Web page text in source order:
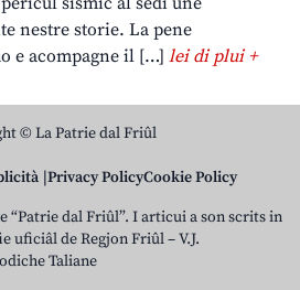
nestre storie. La pene
e acompagne il […] lei di plui +
© La Patrie dal Friûl
Privacy PolicyCookie Policy
“Patrie dal Friûl”. I articui a son scrits in
uficiâl de Regjon Friûl – V.J.
Taliane